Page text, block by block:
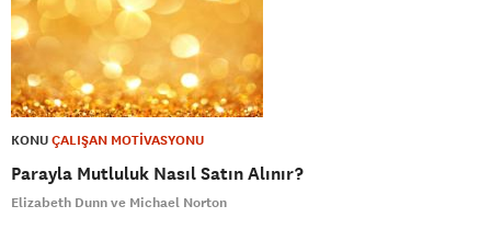
KONUÇALIŞAN MOTİVASYONU
Parayla Mutluluk Nasıl Satın Alınır?
Elizabeth Dunn ve Michael Norton